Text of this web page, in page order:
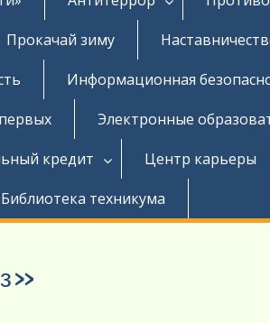
Прокачай зиму
Информационная
Электронные
кредит Центр карьеры
Библиотека техникума